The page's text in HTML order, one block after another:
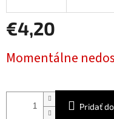
€4,20
cena:
Momentálne
Pridať